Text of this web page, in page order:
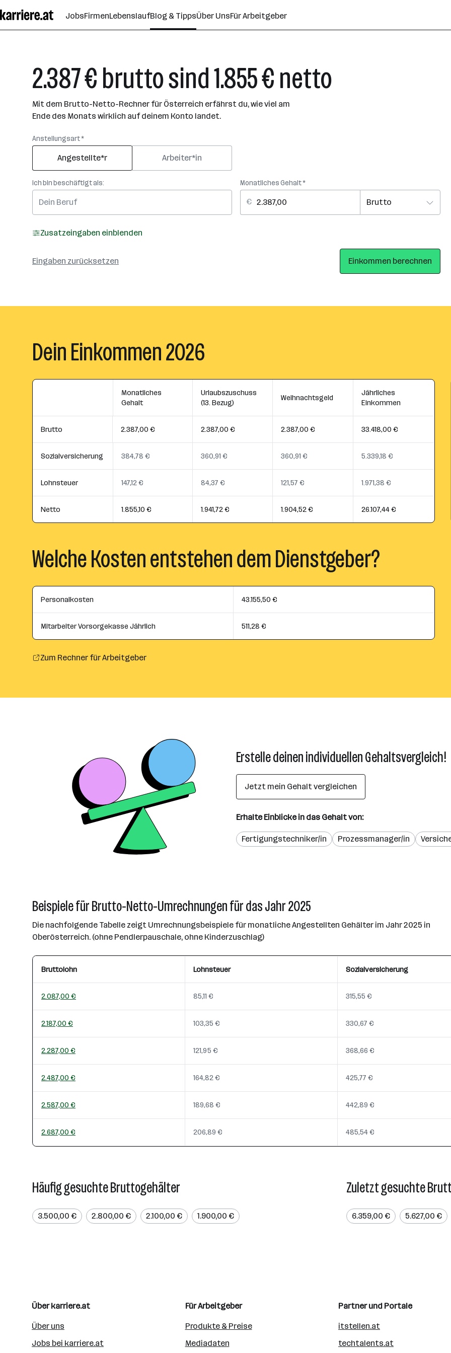
Seiteninhalt
springen
JobsFirmenLebenslaufBlog & TippsÜber UnsFür Arbeitgeber
2.387 € brutto sind 1.855 € netto
Mit dem Brutto-Netto-Rechner für Österreich erfährst du, wie viel am
Ende des Monats wirklich auf deinem Konto landet.
Anstellungsart *
Angestellte*r Arbeiter*in
Ich bin beschäftigt als: Monatliches Gehalt *
Zusatzeingaben einblenden
Eingaben zurücksetzen Einkommen berechnen
Dein Einkommen 2026
Monatliches
Gehalt
Urlaubszuschuss
(13. Bezug)
Weihnachtsgeld
Jährliches
Einkommen
Brutto 2.387,00 € 2.387,00 € 2.387,00 € 33.418,00 €
Sozialversicherung 384,78 € 360,91 € 360,91 € 5.339,18 €
Lohnsteuer 147,12 € 84,37 € 121,57 € 1.971,38 €
Netto 1.855,10 € 1.941,72 € 1.904,52 € 26.107,44 €
Welche Kosten entstehen dem Dienstgeber?
Personalkosten 43.155,50 €
Mitarbeiter Vorsorgekasse Jährlich 511,28 €
Zum Rechner für Arbeitgeber
Erstelle deinen individuellen Gehaltsvergleich!
Jetzt mein Gehalt vergleichen
Erhalte Einblicke in das Gehalt von:
Fertigungstechniker/in Prozessmanager/in
Beispiele für Brutto-Netto-Umrechnungen für das Jahr 2025
Die nachfolgende Tabelle zeigt Umrechnungsbeispiele für monatliche Angestellten Gehälter im Jahr 2025 in
Oberösterreich. (ohne Pendlerpauschale, ohne Kinderzuschlag)
Bruttolohn Lohnsteuer Sozialversicherung
2.087,00 € 85,11 € 315,55 €
2.187,00 € 103,35 € 330,67 €
2.287,00 € 121,95 € 368,66 €
2.487,00 € 164,82 € 425,77 €
2.587,00 € 189,68 € 442,89 €
2.687,00 € 206,89 € 485,54 €
Häufig gesuchte Bruttogehälter
3.500,00 € 2.800,00 € 2.100,00 € 1.900,00 €
Zuletzt gesuchte
6.359,00 € 5.627,00 €
Über karriere.at
Über uns
Jobs bei karriere.at
Für Arbeitgeber
Produkte & Preise
Mediadaten
Partner und Portale
itstellen.at
techtalents.at